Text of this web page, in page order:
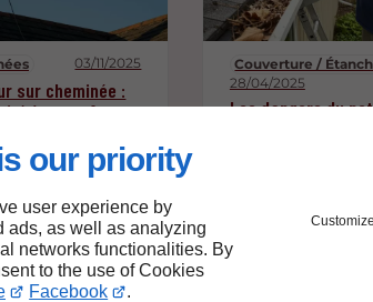
our priority
user experience by
ads, as well as analyzing
networks functionalities. By
to the use of Cookies
Facebook .
Customize
03/11/2025
sur cheminée :
à connaître
Couverture /
28/04/2025
Les dangers du